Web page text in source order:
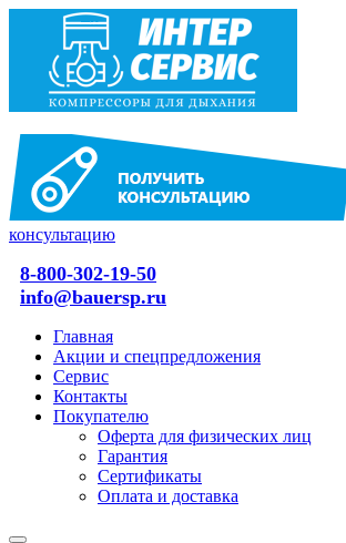
консультацию
8-800-302-19-50
info@bauersp.ru
Главная
Акции и спецпредложения
Сервис
Контакты
Покупателю
Оферта для физических лиц
Гарантия
Сертификаты
Оплата и доставка